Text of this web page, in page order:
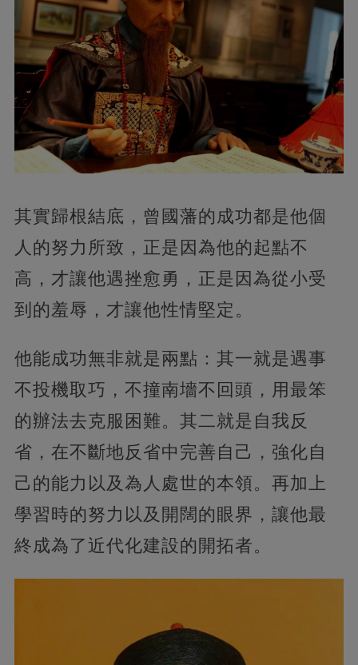
其實歸根結底，曾國藩的成功都是他個
人的努力所致，正是因為他的起點不
高，才讓他遇挫愈勇，正是因為從小受
到的羞辱，才讓他性情堅定。
他能成功無非就是兩點：其一就是遇事
不投機取巧，不撞南墻不回頭，用最笨
的辦法去克服困難。其二就是自我反
省，在不斷地反省中完善自己，強化自
己的能力以及為人處世的本領。再加上
學習時的努力以及開闊的眼界，讓他最
終成為了近代化建設的開拓者。